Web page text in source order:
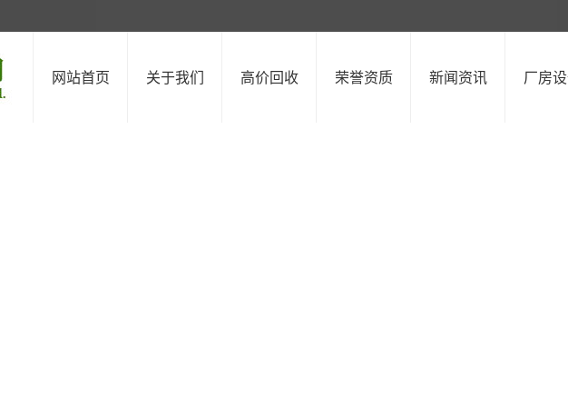
网站首页 关于我们 高价回收 荣誉资质 新闻资讯 厂房